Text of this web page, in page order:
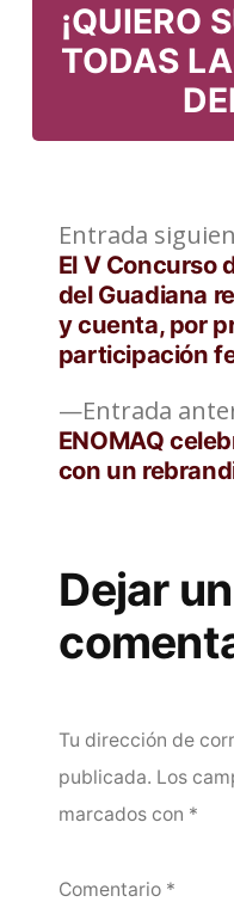
¡QUIERO
TODAS
de
entradas
Entrada
ENOMAQ
con un
Entrada
El V Concurso
del Guadiana
y cuenta, por
participación
Dejar un
Tu dirección de
publicada. Los
marcados con *
Comentario *